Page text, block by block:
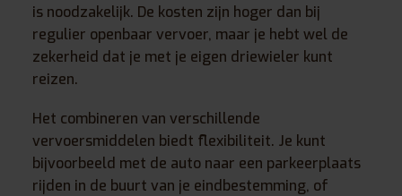
is noodzakelijk. De kosten zijn hoger dan bij
regulier openbaar vervoer, maar je hebt wel de
zekerheid dat je met je eigen driewieler kunt
reizen.
Het combineren van verschillende
vervoersmiddelen biedt flexibiliteit. Je kunt
bijvoorbeeld met de auto naar een parkeerplaats
rijden in de buurt van je eindbestemming, of